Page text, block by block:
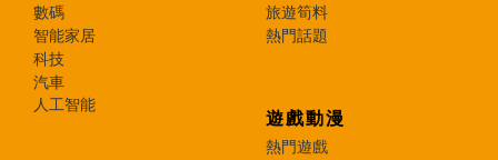
數碼
智能家居
科技
汽車
人工智能
旅遊筍料
熱門話題
遊戲動漫
熱門遊戲